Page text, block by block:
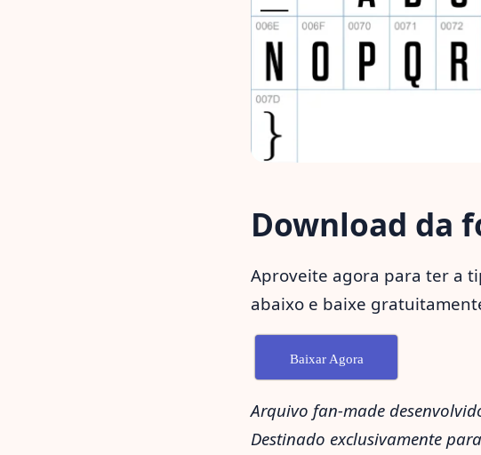
Download da
Aproveite agora para ter a
abaixo e baixe
Baixar Agora
Arquivo fan-made
Destinado exclusivamente